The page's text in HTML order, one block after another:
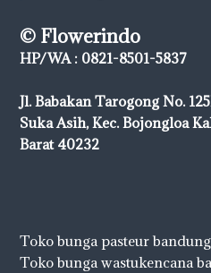
© Flowerindo
HP/WA : 0821-8501-5837
Jl. Babakan Tarogong No.
Suka Asih, Kec. Bojongloa
Barat 40232
Toko bunga pasteur bandung
Toko bunga wastukencana